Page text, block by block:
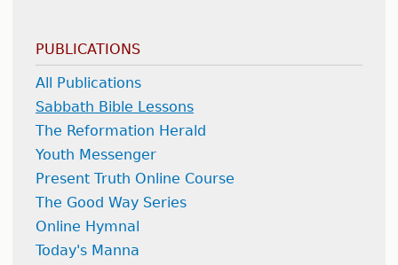
PUBLICATIONS
All Publications
Sabbath Bible Lessons
The Reformation Herald
Youth Messenger
Present Truth Online Course
The Good Way Series
Online Hymnal
Today's Manna